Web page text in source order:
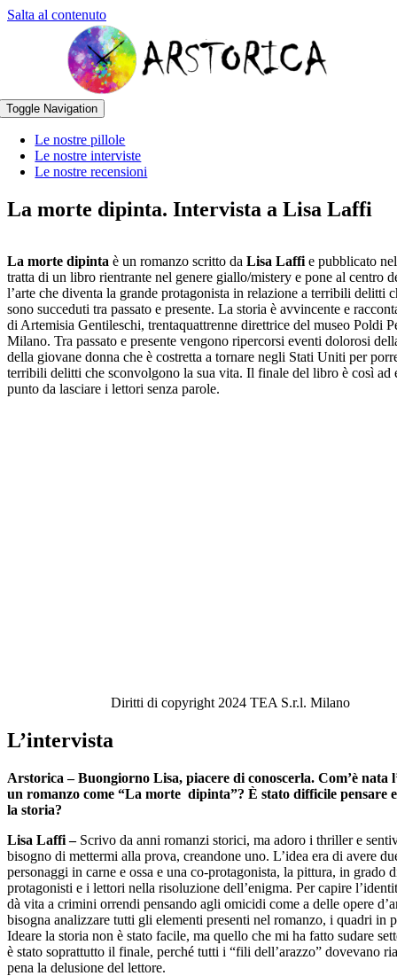
Salta al contenuto
Toggle Navigation
Le nostre pillole
Le nostre interviste
Le nostre recensioni
La morte dipinta. Intervista a Lisa Laffi
La morte dipinta è un romanzo scritto da Lisa Laffi e pubblicato
tratta di un libro rientrante nel genere giallo/mistery e pone al centro
l’arte che diventa la grande protagonista in relazione a terribili delitti
sono succeduti tra passato e presente. La storia è avvincente e
di Artemisia Gentileschi, trentaquattrenne direttrice del museo Poldi
Milano. Tra passato e presente vengono ripercorsi eventi dolorosi
della giovane donna che è costretta a tornare negli Stati Uniti per
terribili delitti che sconvolgono la sua vita. Il finale del libro è così ad
punto da lasciare i lettori senza parole.
Diritti di copyright 2024 TEA S.r.l. Milano
L’intervista
Arstorica – Buongiorno Lisa, piacere di conoscerla. Com’è nata
un romanzo come “La morte dipinta”? È stato difficile pensare
la storia?
Lisa Laffi –Scrivo da anni romanzi storici, ma adoro i thriller e
bisogno di mettermi alla prova, creandone uno. L’idea era di avere
personaggi in carne e ossa e una co-protagonista, la pittura, in grado
protagonisti e i lettori nella risoluzione dell’enigma. Per capire
dà vita a crimini orrendi pensando agli omicidi come a delle opere
bisogna analizzare tutti gli elementi presenti nel romanzo, i quadri in
Ideare la storia non è stato facile, ma quello che mi ha fatto sudare
è stato soprattutto il finale, perché tutti i “fili dell’arazzo” dovevano
pena la delusione del lettore.